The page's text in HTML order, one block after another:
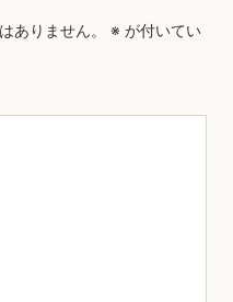
ありません。 ※ が付いてい